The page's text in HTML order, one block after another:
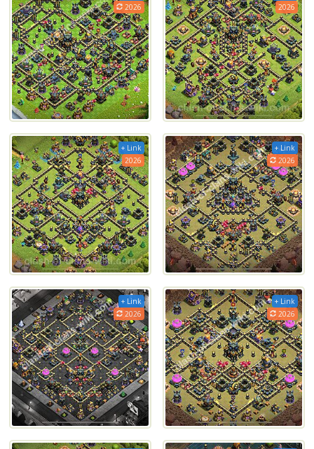
2026
2026
+ Link
2026
+ Link
2026
+ Link
2026
+ Link
2026